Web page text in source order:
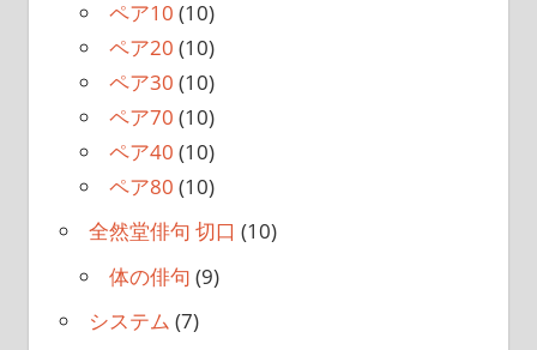
ペア10 (10)
ペア20 (10)
ペア30 (10)
ペア70 (10)
ペア40 (10)
ペア80 (10)
全然堂俳句 切口 (10)
体の俳句 (9)
システム (7)